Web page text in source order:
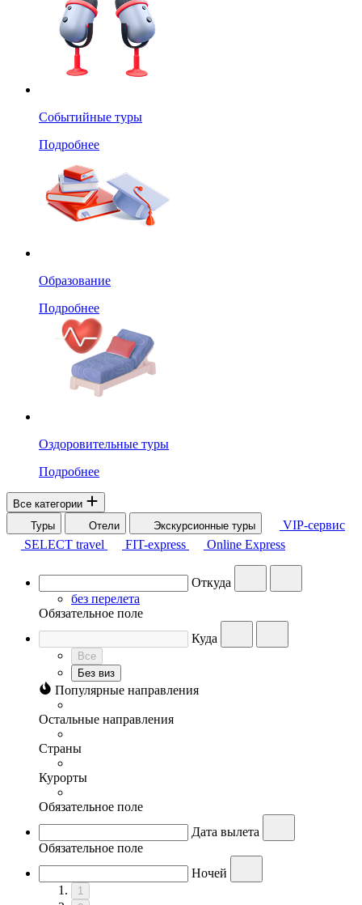
Событийные туры
Подробнее
Образование
Подробнее
Оздоровительные туры
Подробнее
Все категории
Туры
Отели Экскурсионные туры
VIP-сервис
SELECT travel
FIT-express Online Express
Откуда
без перелета
Обязательное поле
Куда
Все
Без виз
Популярные направления
Остальные направления
Страны
Курорты
Обязательное поле
Дата вылета
Обязательное поле
Ночей
1